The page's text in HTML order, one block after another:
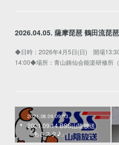
◆日時：2026年4月5日(日) 開場
14:00◆場所：青山銕仙会能楽研修所
2021.08.09 09:03
2021.09.14 BSS山陰放送
「あさスタ♪」